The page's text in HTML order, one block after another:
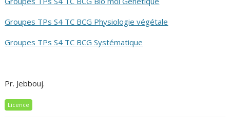
Groupes TPs S4 TC BCG Physiologie végétale
Groupes TPs S4 TC BCG Systématique
Pr. Jebbouj.
Licence